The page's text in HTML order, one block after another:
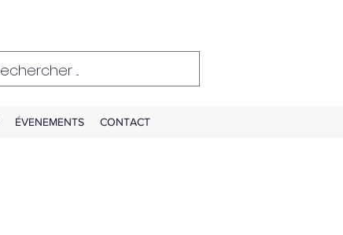
ÉVENEMENTS CONTACT